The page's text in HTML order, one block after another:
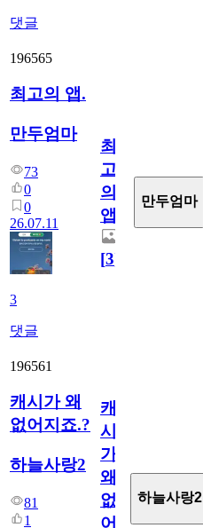
댓글
196565
최고의 앱.
만두엄마
73
0
0
26.07.11
3
댓글
최
고
의
앱.
[3]
만두엄마
196561
캐시가 왜
없어지죠.?
하늘사랑2
81
1
캐
시
가
왜
없
어
하늘사랑2